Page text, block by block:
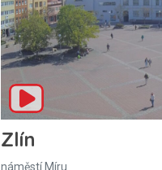
Zlín
náměstí Míru